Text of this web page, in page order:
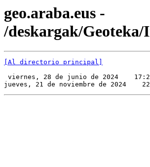
geo.araba.eus -
/deskargak/Geoteka/
[Al directorio principal]
viernes, 28 de junio de 2024
jueves, 21 de noviembre de 2024